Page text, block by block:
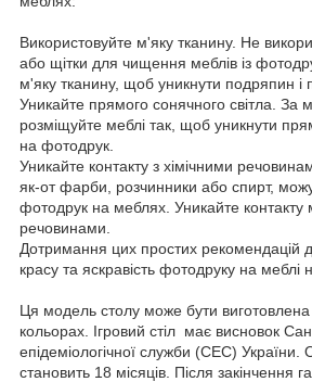
Використовуйте м'яку тканину. Не
або щітки для чищення меблів із
м'яку тканину, щоб уникнути подряпин і
Уникайте прямого сонячного світла. За
розміщуйте меблі так, щоб уникнути
на фотодрук.
Уникайте контакту з хімічними
як-от фарби, розчинники або спирт,
фотодрук на меблях. Уникайте контакту
речовинами.
Дотримання цих простих рекомендацій
красу та яскравість фотодруку на меблі
Ця модель столу може бути виготовлена
кольорах. Ігровий стіл має висновок
епідеміологічної служби (СЕС) України.
становить 18 місяців. Після закінчення